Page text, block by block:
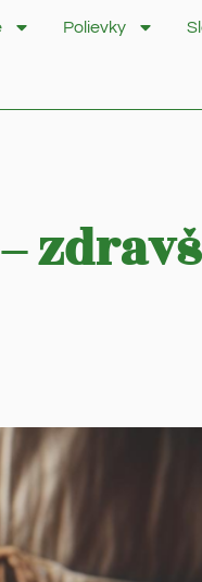
Polievky